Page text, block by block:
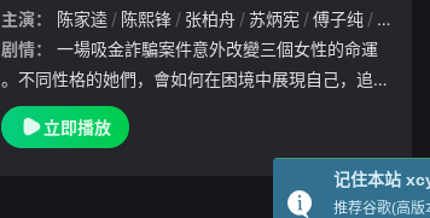
主演：
陈家逵 陈熙锋 张柏舟 苏炳宪 傅子纯 胡嘉爱
剧情：
。不同性格的她們，會如何在困境中展現自己，追求
屬於自己的榮耀。此劇以「花、草、樹」比喻三個不
同性格的女性，引領觀眾在不一樣的角色裡探討現今
立即播放
记住本站
推荐谷歌(高